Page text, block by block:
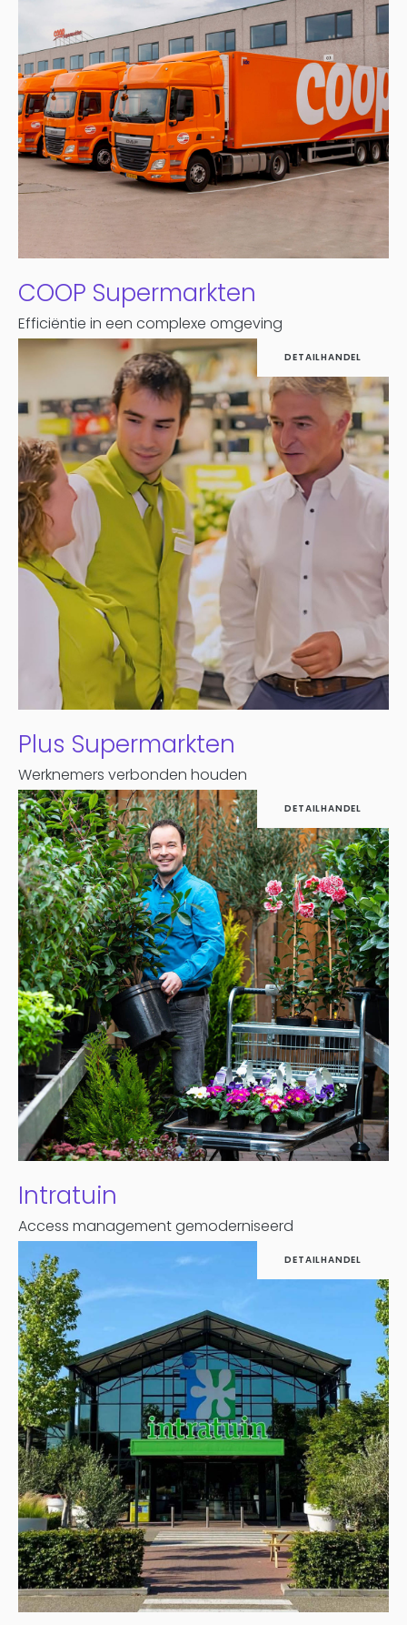
COOP Supermarkten
Efficiëntie in een complexe omgeving
DETAILHANDEL
Plus Supermarkten
Werknemers verbonden houden
DETAILHANDEL
Intratuin
Access management gemoderniseerd
DETAILHANDEL